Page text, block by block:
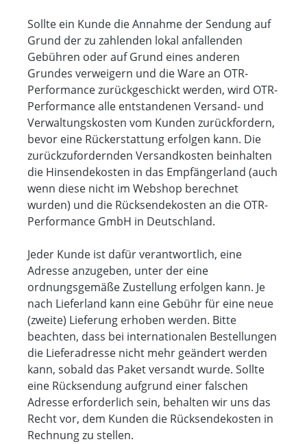
Sollte ein Kunde die Annahme der Sendung auf
Grund der zu zahlenden lokal anfallenden
Gebühren oder auf Grund eines anderen
Grundes verweigern und die Ware an OTR-
Performance zurückgeschickt werden, wird OTR-
Performance alle entstandenen Versand- und
Verwaltungskosten vom Kunden zurückfordern,
bevor eine Rückerstattung erfolgen kann. Die
zurückzufordernden Versandkosten beinhalten
die Hinsendekosten in das Empfängerland (auch
wenn diese nicht im Webshop berechnet
wurden) und die Rücksendekosten an die OTR-
Performance GmbH in Deutschland.
Jeder Kunde ist dafür verantwortlich, eine
Adresse anzugeben, unter der eine
ordnungsgemäße Zustellung erfolgen kann. Je
nach Lieferland kann eine Gebühr für eine neue
(zweite) Lieferung erhoben werden. Bitte
beachten, dass bei internationalen Bestellungen
die Lieferadresse nicht mehr geändert werden
kann, sobald das Paket versandt wurde. Sollte
eine Rücksendung aufgrund einer falschen
Adresse erforderlich sein, behalten wir uns das
Recht vor, dem Kunden die Rücksendekosten in
Rechnung zu stellen.